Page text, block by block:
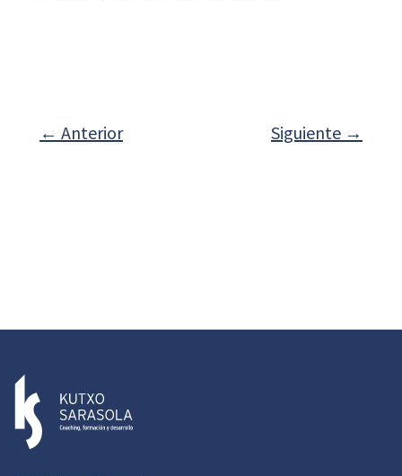
← Anterior Siguiente →